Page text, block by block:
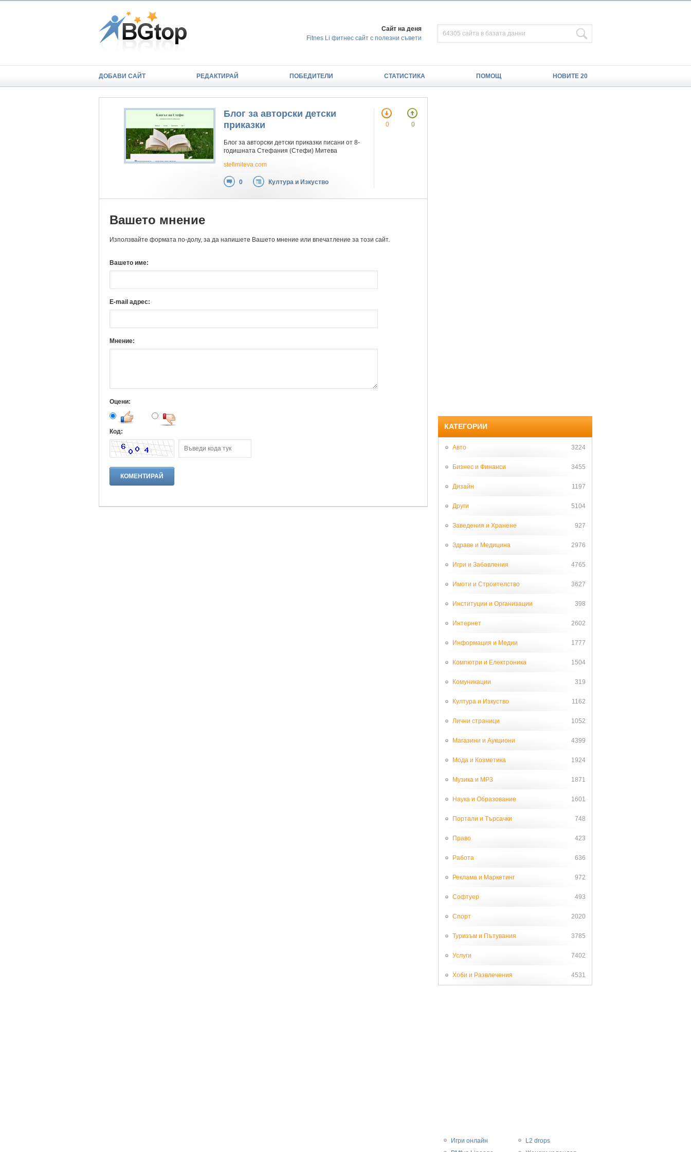
Сайт на деня
Fitnes Li фитнес сайт с полезни съвети
ДОБАВИ САЙТ РЕДАКТИРАЙ ПОБЕДИТЕЛИ СТАТИСТИКА ПОМОЩ НОВИТЕ 20
Блог за авторски детски
приказки
Блог за авторски детски приказки писани от 8-
годишната Стефания (Стефи) Митева
stefimiteva.com
0 Култура и Изкуство
0 0
Вашето мнение
Използвайте формата по-долу, за да напишете Вашето мнение или впечатление за този сайт.
Вашето име:
E-mail адрес:
Мнение:
Оцени:
Код:
КАТЕГОРИИ
Авто 3224
Бизнес и Финанси 3455
Дизайн 1197
Други 5104
Заведения и Хранене 927
Здраве и Медицина 2976
Игри и Забавления 4765
Имоти и Строителство 3627
Институции и Организации 398
Интернет 2602
Информация и Медии 1777
Компютри и Електроника 1504
Комуникации 319
Култура и Изкуство 1162
Лични страници 1052
Магазини и Аукциони 4399
Мода и Козметика 1924
Музика и MP3 1871
Наука и Образование 1601
Портали и Търсачки 748
Право 423
Работа 636
Реклама и Маркетинг 972
Софтуер 493
Спорт 2020
Туризъм и Пътувания 3785
Услуги 7402
Хоби и Развлечения 4531
Игри онлайн
L2 drops